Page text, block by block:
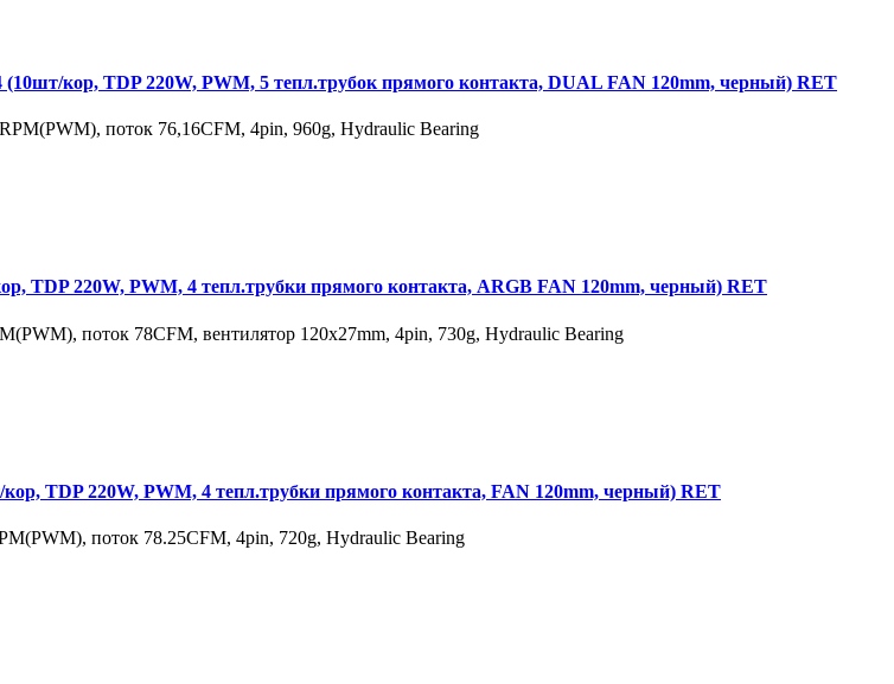
кор, TDP 220W, PWM, 5 тепл.трубок прямого контакта, DUAL FAN 120mm, черный) RET
поток 76,16CFM, 4pin, 960g, Hydraulic Bearing
TDP 220W, PWM, 4 тепл.трубки прямого контакта, ARGB FAN 120mm, черный) RET
поток 78CFM, вентилятор 120x27mm, 4pin, 730g, Hydraulic Bearing
TDP 220W, PWM, 4 тепл.трубки прямого контакта, FAN 120mm, черный) RET
поток 78.25CFM, 4pin, 720g, Hydraulic Bearing